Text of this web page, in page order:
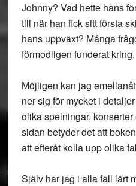
Johnny? Vad hette hans
till när han fick sitt första
hans uppväxt? Många
förmodligen funderat kring.
Möjligen kan jag
ner sig för mycket i
olika spelningar,
sidan betyder det att
att efteråt kolla upp olika
Själv har jag i alla fall lärt